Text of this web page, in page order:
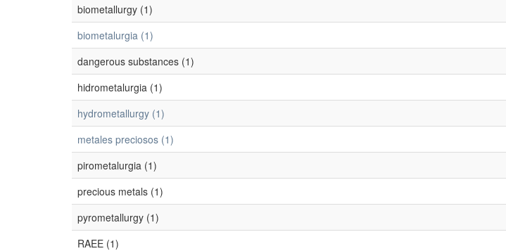
biometallurgy (1)
biometalurgia (1)
dangerous substances (1)
hidrometalurgia (1)
hydrometallurgy (1)
metales preciosos (1)
pirometalurgia (1)
precious metals (1)
pyrometallurgy (1)
RAEE (1)